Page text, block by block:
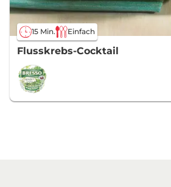
15 Min. Einfach
Flusskrebs-Cocktail